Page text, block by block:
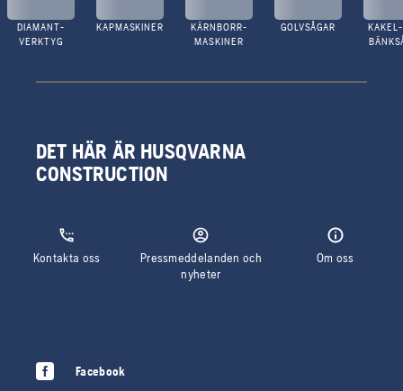
DIAMANT-
VERKTYG
KAPMASKINER
KÄRNBORR-
MASKINER
GOLVSÅGAR
DET HÄR ÄR HUSQVARNA
CONSTRUCTION
Kontakta oss
Pressmeddelanden och
nyheter
Om oss
Facebook